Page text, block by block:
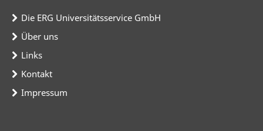
Die ERG Universitätsservice GmbH
Über uns
Links
Kontakt
Impressum